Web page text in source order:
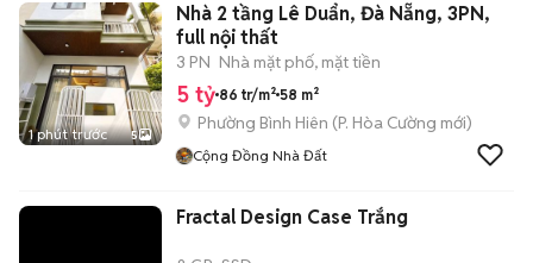
1 phút trước 5
Nhà 2 tầng Lê Duẩn, Đà Nẵng, 3PN,
full nội thất
3 PN Nhà mặt phố, mặt tiền
5 tỷ 86 tr/m² 58 m²
Phường Bình Hiên (P. Hòa Cường mới)
Cộng Đồng Nhà Đất
Fractal Design Case Trắng